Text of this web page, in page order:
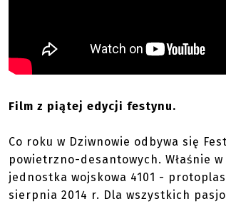
Film z piątej edycji festynu.
Co roku w Dziwnowie odbywa się
powietrzno-desantowych. Właśnie
jednostka wojskowa 4101 -
sierpnia 2014 r. Dla wszystkich